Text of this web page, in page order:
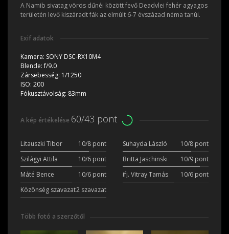
A Namib sivatag vörös dűnéi között fevő Deadvlei fehér agyagos
területén levő kiszáradt fák az elmúlt 6-7 évszázad néma tanúi.
Exif adatok
Kamera: SONY DSC-RX10M4
Blende:f/9.0
Zársebesség: 1/1250
ISO: 200
Fókusztávolság: 83mm
A kép értékelése 60/43 pont
Litauszki Tibor 10/8 pont Suhayda László
10/8 pont
Szilágyi Attila
10/6 pont Britta Jaschinski
10/9 pont
Máté Bence
10/6 pont ifj. Vitray Tamás
10/6 pont
Közönség szavazat2 szavazat
Több fotó a szerzőtől